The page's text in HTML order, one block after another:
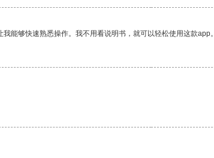
能够快速熟悉操作。我不用看说明书，就可以轻松使用这款app。